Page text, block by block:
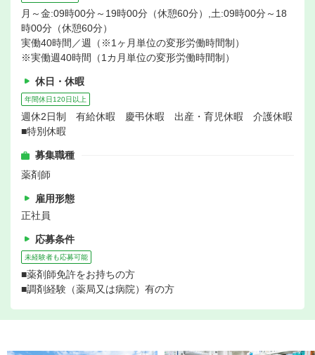
月～金:09時00分～19時00分（休憩60分）,土:09時00分～18
時00分（休憩60分）
実働40時間／週（※1ヶ月単位の変形労働時間制）
※実働週40時間（1カ月単位の変形労働時間制）
休日・休暇
年間休日120日以上
週休2日制 有給休暇 慶弔休暇 出産・育児休暇 介護休暇
■特別休暇
募集職種
薬剤師
雇用形態
正社員
応募条件
未経験者も応募可能
■薬剤師免許をお持ちの方
■調剤経験（薬局又は病院）有の方